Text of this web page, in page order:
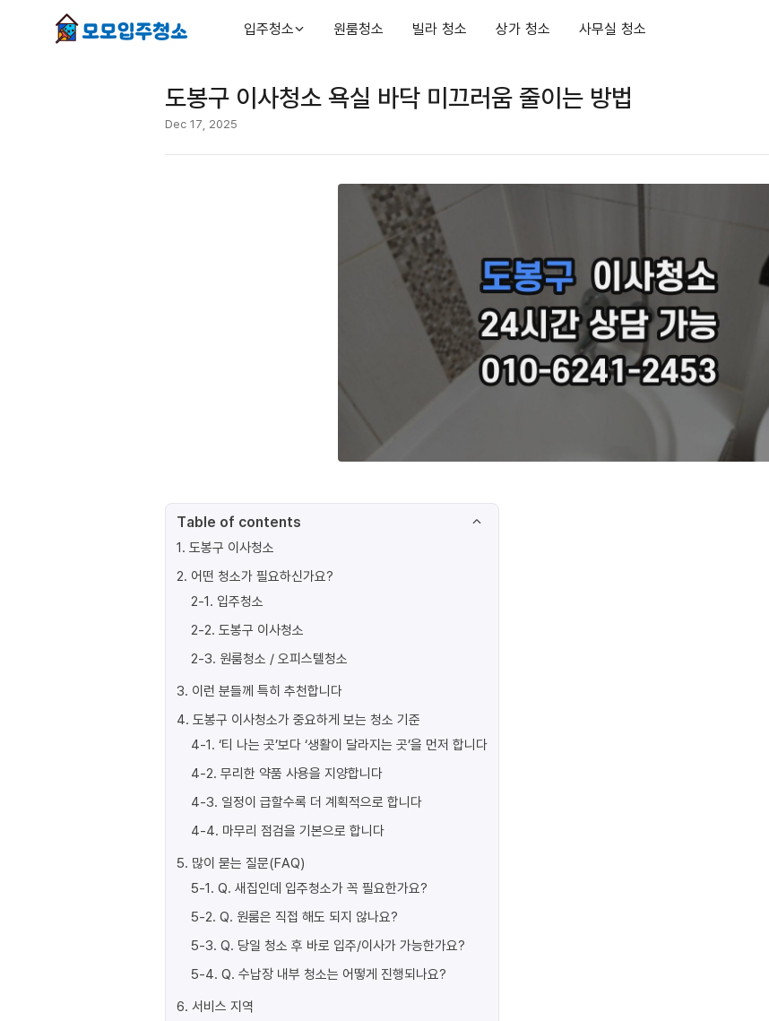
입주청소 원룸청소 빌라 청소 상가 청소 사무실 청소
도봉구 이사청소 욕실 바닥 미끄러움 줄이는 방법
Dec 17, 2025
Table of contents
1. 도봉구 이사청소
2. 어떤 청소가 필요하신가요?
2-1. 입주청소
2-2. 도봉구 이사청소
2-3. 원룸청소 / 오피스텔청소
3. 이런 분들께 특히 추천합니다
4. 도봉구 이사청소가 중요하게 보는 청소 기준
4-1. ‘티 나는 곳’보다 ‘생활이 달라지는 곳’을 먼저 합니다
4-2. 무리한 약품 사용을 지양합니다
4-3. 일정이 급할수록 더 계획적으로 합니다
4-4. 마무리 점검을 기본으로 합니다
5. 많이 묻는 질문(FAQ)
5-1. Q. 새집인데 입주청소가 꼭 필요한가요?
5-2. Q. 원룸은 직접 해도 되지 않나요?
5-3. Q. 당일 청소 후 바로 입주/이사가 가능한가요?
5-4. Q. 수납장 내부 청소는 어떻게 진행되나요?
6. 서비스 지역